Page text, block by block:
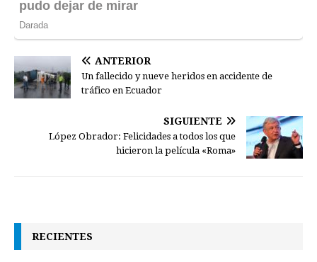
ANTERIOR
Un fallecido y nueve heridos en accidente de
tráfico en Ecuador
SIGUIENTE
López Obrador: Felicidades a todos los que
hicieron la película «Roma»
RECIENTES